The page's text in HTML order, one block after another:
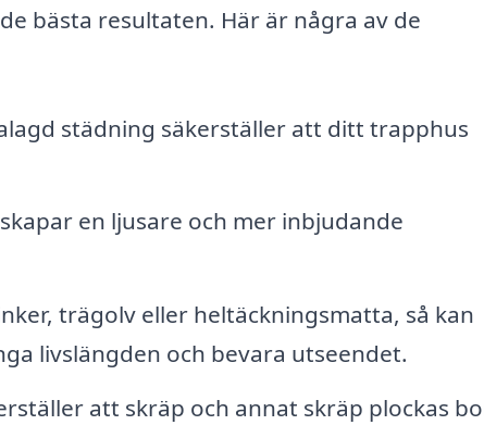
bästa resultaten. Här är några av de
städning säkerställer att ditt trapphus
en ljusare och mer inbjudande
trägolv eller heltäckningsmatta, så kan
livslängden och bevara utseendet.
att skräp och annat skräp plockas